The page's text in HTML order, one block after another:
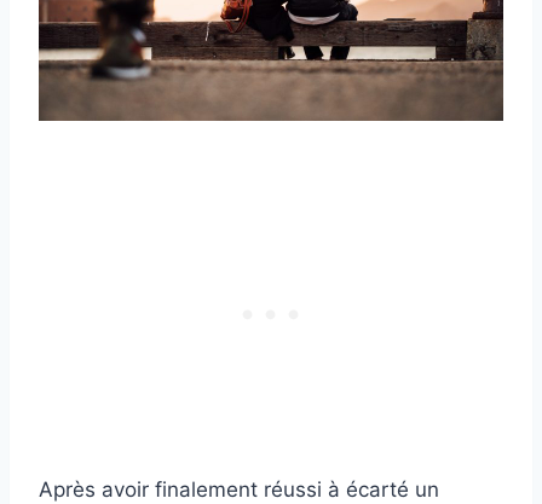
Après avoir finalement réussi à écarté un